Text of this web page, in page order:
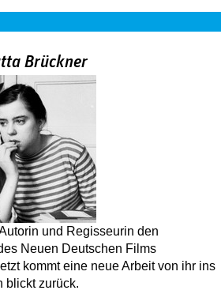
Brückner
und Regisseurin den
Neuen Deutschen Films
kommt eine neue Arbeit von ihr ins
blickt zurück.